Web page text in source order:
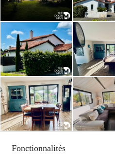
Fonctionnalités